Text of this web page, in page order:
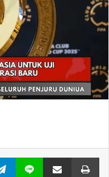
Telegram Line Share via Email